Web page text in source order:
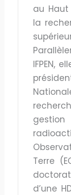
au
la
IFPEN,
Terre
d’une